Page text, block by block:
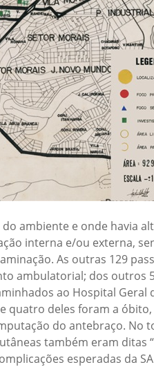
ambiente e onde havia
interna e/ou externa,
As outras 129
ambulatorial; dos outros
ao Hospital Geral
quatro deles foram a
do antebraço. No
também eram ditas
esperadas da